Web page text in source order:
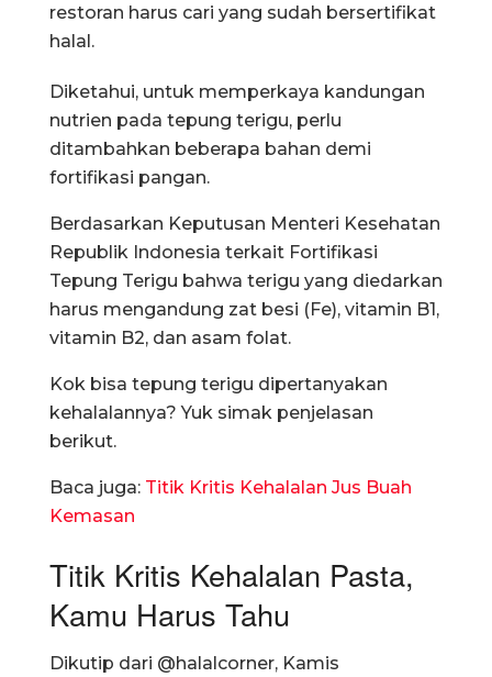
restoran harus cari yang sudah bersertifikat
halal.
Diketahui, untuk memperkaya kandungan
nutrien pada tepung terigu, perlu
ditambahkan beberapa bahan demi
fortifikasi pangan.
Berdasarkan Keputusan Menteri Kesehatan
Republik Indonesia terkait Fortifikasi
Tepung Terigu bahwa terigu yang diedarkan
harus mengandung zat besi (Fe), vitamin B1,
vitamin B2, dan asam folat.
Kok bisa tepung terigu dipertanyakan
kehalalannya? Yuk simak penjelasan
berikut.
Baca juga: Titik Kritis Kehalalan Jus Buah
Kemasan
Titik Kritis Kehalalan Pasta,
Kamu Harus Tahu
Dikutip dari @halalcorner, Kamis